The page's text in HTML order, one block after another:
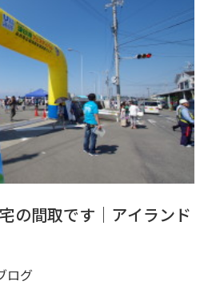
の間取です｜アイランド
ログ